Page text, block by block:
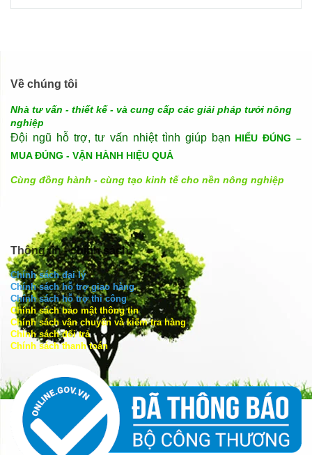
Về chúng tôi
Nhà tư vấn - thiết kế - và cung cấp các giải pháp tưới nông
nghiệp
Đội ngũ hỗ trợ, tư vấn nhiệt tình giúp bạn HIỂU ĐÚNG –
MUA ĐÚNG - VẬN HÀNH HIỆU QUẢ
Cùng đồng hành - cùng tạo kinh tế cho nền nông nghiệp
Thông tin - chính sách
Chính sách đại lý
Chính sách hỗ trợ giao hàng
Chính sách hỗ trợ thi công
Chính sách bảo mật thông tin
Chính sách vận chuyển và kiểm tra hàng
Chính sách đổi trả
Chính sách thanh toán